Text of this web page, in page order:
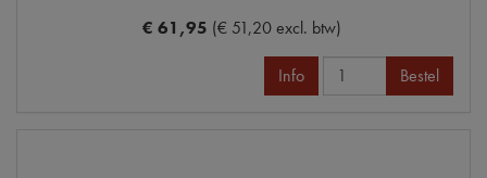
€ 61,95 (€ 51,20 excl. btw)
Info Bestel